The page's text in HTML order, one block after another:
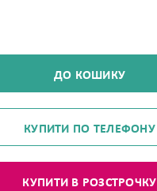
ДО КОШИКУ
КУПИТИ ПО ТЕЛЕФОНУ
КУПИТИ В РОЗСТРОЧКУ